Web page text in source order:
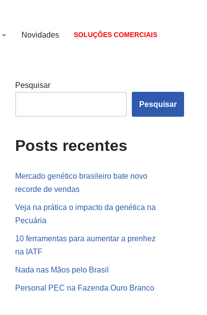
Novidades SOLUÇÕES COMERCIAIS
Pesquisar
Pesquisar
Posts recentes
Mercado genético brasileiro bate novo
recorde de vendas
Veja na prática o impacto da genética na
Pecuária
10 ferramentas para aumentar a prenhez
na IATF
Nada nas Mãos pelo Brasil
Personal PEC na Fazenda Ouro Branco